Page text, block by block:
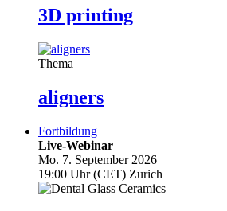
3D printing
Thema
aligners
Fortbildung
Live-Webinar
Mo. 7. September 2026
19:00 Uhr (CET) Zurich